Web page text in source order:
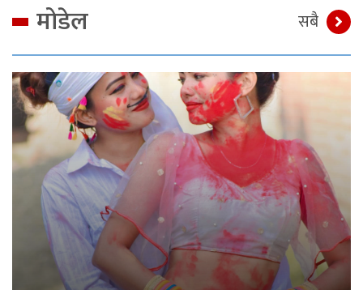
मोडेल सबै